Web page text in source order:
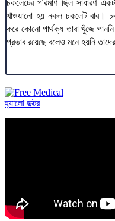
চকলেটের পরিমাণ ছিল সাধারণ
খাওয়ানো হয় নকল চকলেট বার।
করে কোনো পার্থক্য তারা খুঁজে
প্রভাব রয়েছে বলেও মনে হয়নি
হ্যালো ডক্টর